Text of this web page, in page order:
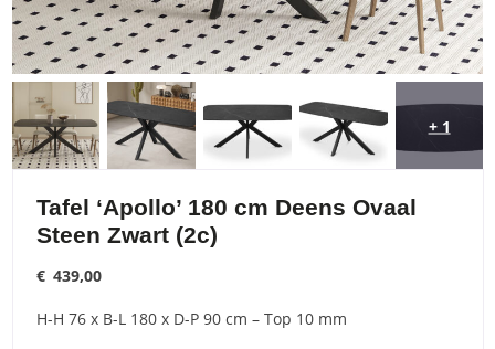
+ 1
Tafel ‘Apollo’ 180 cm Deens Ovaal
Steen Zwart (2c)
€ 439,00
H-H 76 x B-L 180 x D-P 90 cm – Top 10 mm